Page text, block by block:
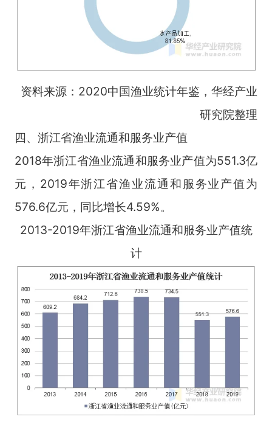
资料来源：2020中国渔业统计年鉴，华经产业
研究院整理
四、浙江省渔业流通和服务业产值
2018年浙江省渔业流通和服务业产值为551.3亿
元，2019年浙江省渔业流通和服务业产值为
576.6亿元，同比增长4.59%。
2013-2019年浙江省渔业流通和服务业产值统
计